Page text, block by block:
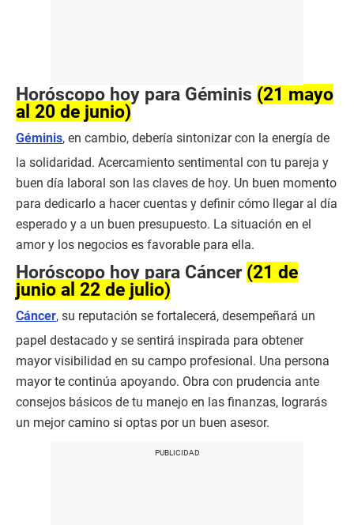
Horóscopo hoy para Géminis (21 mayo
al 20 de junio)
Géminis, en cambio, debería sintonizar con la energía de
la solidaridad. Acercamiento sentimental con tu pareja y
buen día laboral son las claves de hoy. Un buen momento
para dedicarlo a hacer cuentas y definir cómo llegar al día
esperado y a un buen presupuesto. La situación en el
amor y los negocios es favorable para ella.
Horóscopo hoy para Cáncer (21 de
junio al 22 de julio)
Cáncer, su reputación se fortalecerá, desempeñará un
papel destacado y se sentirá inspirada para obtener
mayor visibilidad en su campo profesional. Una persona
mayor te continúa apoyando. Obra con prudencia ante
consejos básicos de tu manejo en las finanzas, lograrás
un mejor camino si optas por un buen asesor.